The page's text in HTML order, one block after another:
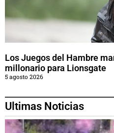
Los Juegos del Hambre
millonario para Lionsgate
5 agosto 2026
Ultimas Noticias